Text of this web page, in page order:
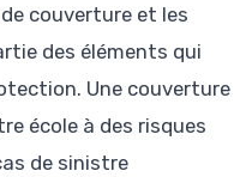
couverture et les
des éléments qui
Une couverture
école à des risques
de sinistre